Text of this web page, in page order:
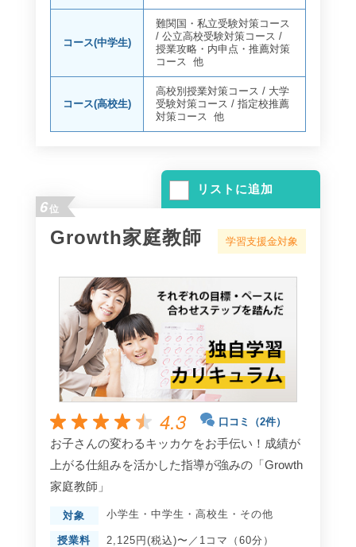
コース(中学生)
難関国・私立受験対策コース
/公立高校受験対策コース /
授業攻略・内申点・推薦対策
コース 他
コース(高校生)
高校別授業対策コース /大学
受験対策コース /指定校推薦
対策コース 他
リストに追加
6位
Growth家庭教師 学習支援金対象
4.3 口コミ（2件）
お子さんの変わるキッカケをお手伝い！成績が
上がる仕組みを活かした指導が強みの「Growth
家庭教師」
対象 小学生 ・ 中学生 ・ 高校生 ・ その他
授業料 2,125円(税込)〜／1コマ（60分）